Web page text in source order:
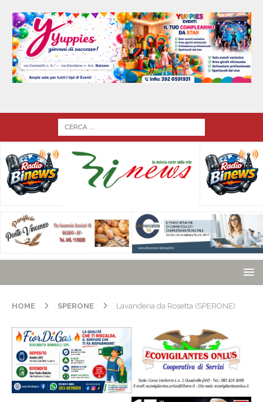
HOME SPERONE Lavanderia da Rosetta (SPERONE)